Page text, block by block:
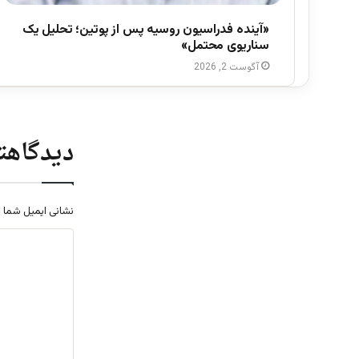
«آینده فدراسیون روسیه پس از پوتین؛ تحلیل یک
سناریوی محتمل»
آگوست 2, 2026
نشانی ایمیل